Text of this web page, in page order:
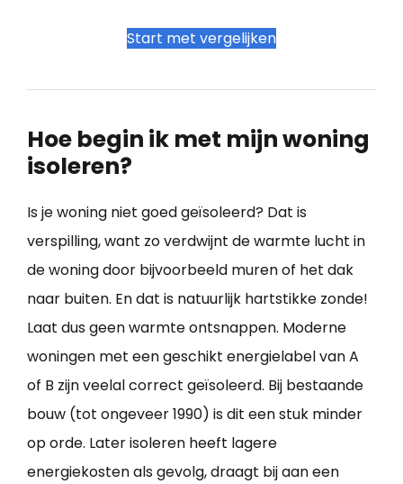
Start met vergelijken
Hoe begin ik met mijn woning
isoleren?
Is je woning niet goed geïsoleerd? Dat is
verspilling, want zo verdwijnt de warmte lucht in
de woning door bijvoorbeeld muren of het dak
naar buiten. En dat is natuurlijk hartstikke zonde!
Laat dus geen warmte ontsnappen. Moderne
woningen met een geschikt energielabel van A
of B zijn veelal correct geïsoleerd. Bij bestaande
bouw (tot ongeveer 1990) is dit een stuk minder
op orde. Later isoleren heeft lagere
energiekosten als gevolg, draagt bij aan een